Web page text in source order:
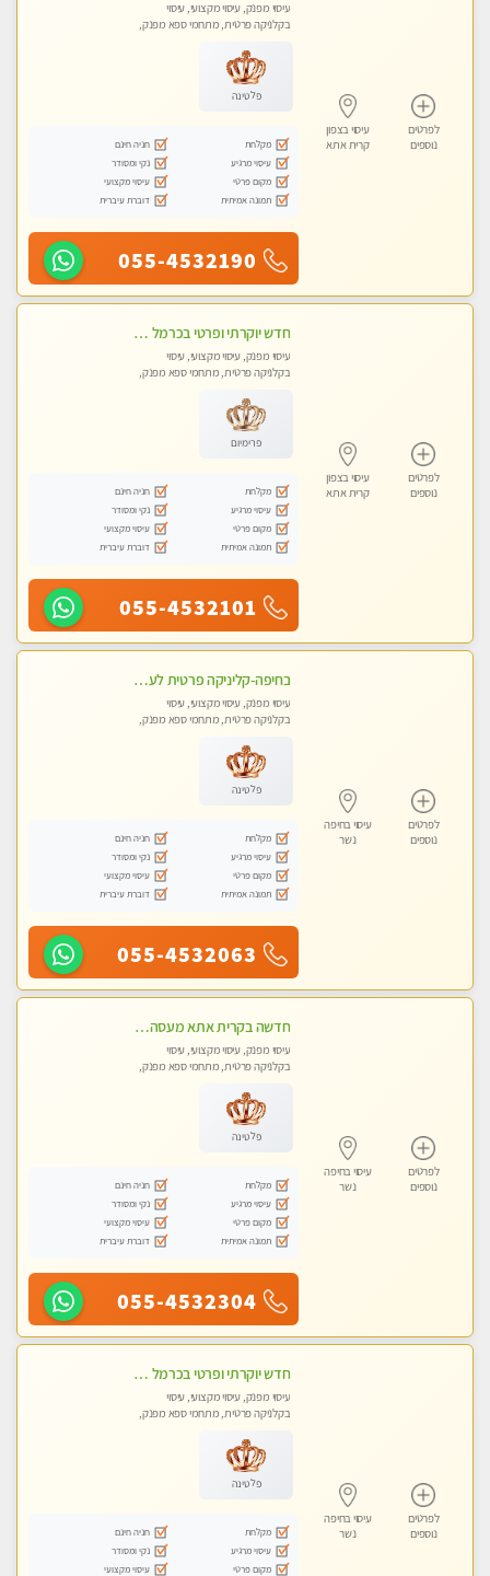
לפרטים
נוספים
עיסוי בצפון
קרית אתא
עיסוי מפנק, עיסוי מקצועי, עיסוי
בקלניקה פרטית, מתחמי ספא מפנק,
טנטרה, עיסוי מגבר לגבר, עיסוי מגבר
לאישה
פלטינה
מקלחת
חניה חינם
עיסוי מרגיע
נקי ומסודר
מקום פרטי
עיסוי מקצועי
תמונה אמיתית
דוברת עיברית
055-4532190
לפרטים
נוספים
עיסוי בצפון
קרית אתא
חדש יוקרתי ופרטי בכרמל – חיפה! פנקו את עצמכם ברוגע פינוק וחוויה בלתי נשכחת ללא מין !!
עיסוי מפנק, עיסוי מקצועי, עיסוי
בקלניקה פרטית, מתחמי ספא מפנק,
פרימיום
מקלחת
חניה חינם
עיסוי מרגיע
נקי ומסודר
מקום פרטי
עיסוי מקצועי
תמונה אמיתית
דוברת עיברית
055-4532101
לפרטים
נוספים
עיסוי בחיפה
נשר
בחיפה-קליניקה פרטית לעיסוי מקצועי ואלטרנטיבי ברמה גבוהה VIP תתקשר ..... highly recommended..new in the city
עיסוי מפנק, עיסוי מקצועי, עיסוי
בקלניקה פרטית, מתחמי ספא מפנק,
פלטינה
מקלחת
חניה חינם
עיסוי מרגיע
נקי ומסודר
מקום פרטי
עיסוי מקצועי
תמונה אמיתית
דוברת עיברית
055-4532063
לפרטים
נוספים
עיסוי בחיפה
נשר
חדשה בקרית אתא מעסה איכותית מקצועית ומפנקת. ללא מין
עיסוי מפנק, עיסוי מקצועי, עיסוי
בקלניקה פרטית, מתחמי ספא מפנק,
פלטינה
מקלחת
חניה חינם
עיסוי מרגיע
נקי ומסודר
מקום פרטי
עיסוי מקצועי
תמונה אמיתית
דוברת עיברית
055-4532304
לפרטים
נוספים
עיסוי בחיפה
נשר
חדש יוקרתי ופרטי בכרמל חיפה! פנקו את עצמכם ברוגע פינוק וחוויה בלתי נשכחת באווירה נעימה ...ללא מין !
עיסוי מפנק, עיסוי מקצועי, עיסוי
בקלניקה פרטית, מתחמי ספא מפנק,
פלטינה
מקלחת
חניה חינם
עיסוי מרגיע
נקי ומסודר
מקום פרטי
עיסוי מקצועי